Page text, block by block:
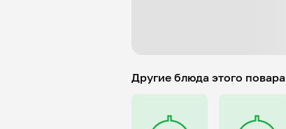
Другие блюда этого повара